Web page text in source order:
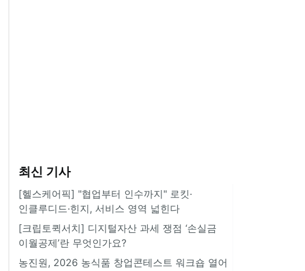
최신 기사
[헬스케어픽] "협업부터 인수까지" 로킷·
인클루디드·힌지, 서비스 영역 넓힌다
[크립토퀵서치] 디지털자산 과세 쟁점 ‘손실금
이월공제’란 무엇인가요?
농진원, 2026 농식품 창업콘테스트 워크숍 열어